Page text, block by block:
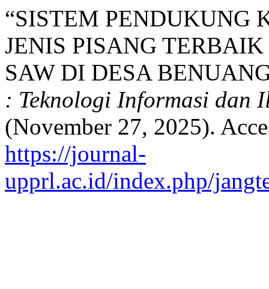
“SISTEM PENDUKUNG
JENIS PISANG
SAW DI DESA
: Teknologi Informasi dan
(November 27, 2025).
https://journal-
upprl.ac.id/index.php/